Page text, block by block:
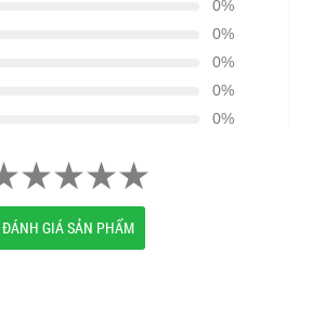
0%
0%
0%
0%
0%
ĐÁNH GIÁ SẢN PHẨM